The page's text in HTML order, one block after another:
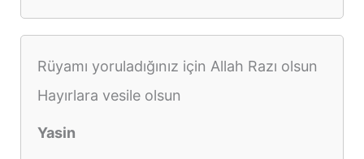
Rüyamı yoruladığınız için Allah Razı olsun
Hayırlara vesile olsun
Yasin